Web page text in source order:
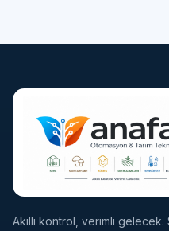
Akıllı kontrol, verimli gelecek.